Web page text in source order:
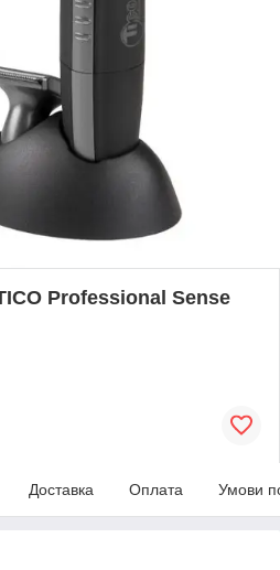
Professional Sense
Доставка Оплата Умови